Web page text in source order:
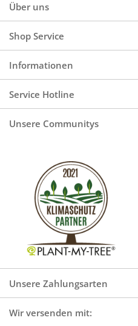
Über uns
Shop Service
Informationen
Service Hotline
Unsere Communitys
Unsere Zahlungsarten
Wir versenden mit: